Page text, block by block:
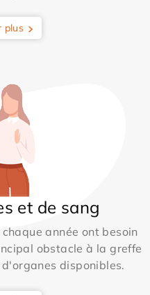
plus
et de sang
année ont besoin
obstacle à la greffe
disponibles.